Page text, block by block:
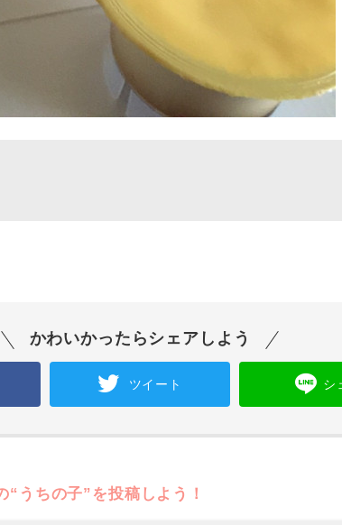
かわいかったらシェアしよう
ツイート シ
うちの子”を投稿しよう！